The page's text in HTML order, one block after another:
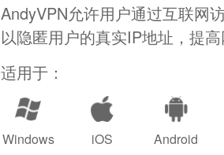
AndyVPN允许用户通过互联网
以隐匿用户的真实IP地址，提高
适用于：
Windows iOS Android